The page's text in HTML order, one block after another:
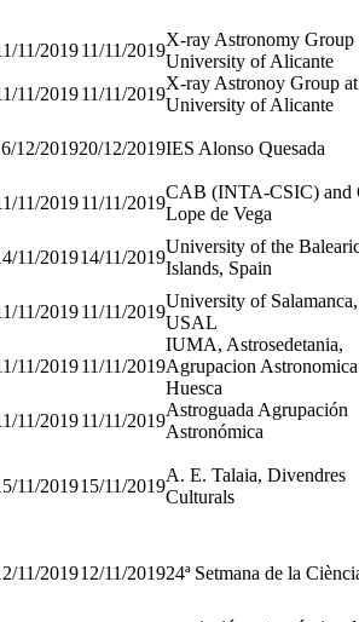
11/201911/11/2019
X-ray Astronomy Group
University of Alicante
11/201911/11/2019
X-ray Astronoy Group at
University of Alicante
12/201920/12/2019IES Alonso Quesada
11/201911/11/2019
CAB (INTA-CSIC) and
Lope de Vega
11/201914/11/2019
University of the
Islands, Spain
11/201911/11/2019
University of Salamanca,
USAL
11/201911/11/2019
IUMA, Astrosedetania,
Agrupacion
Huesca
11/201911/11/2019
Astroguada Agrupación
Astronómica
11/201915/11/2019
A. E. Talaia, Divendres
Culturals
11/201912/11/201924ª Setmana de la